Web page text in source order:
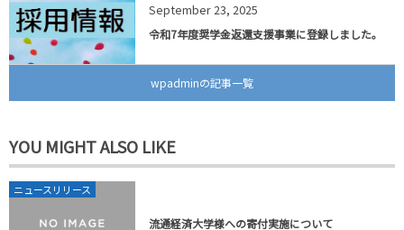
September23, 2025
令和7年度奨学金返還支援事業に登録しました。
wpadminの記事一覧
YOU MIGHT ALSO LIKE
ニュースリリース
流通経済大学様への寄付実施について